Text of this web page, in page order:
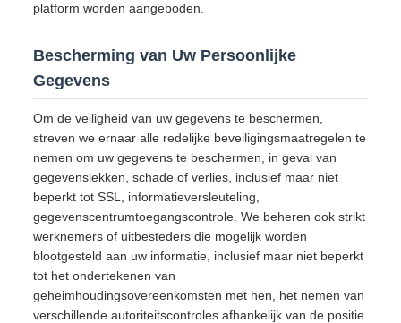
platform worden aangeboden.
Bescherming van Uw Persoonlijke
Gegevens
Om de veiligheid van uw gegevens te beschermen,
streven we ernaar alle redelijke beveiligingsmaatregelen te
nemen om uw gegevens te beschermen, in geval van
gegevenslekken, schade of verlies, inclusief maar niet
beperkt tot SSL, informatieversleuteling,
gegevenscentrumtoegangscontrole. We beheren ook strikt
werknemers of uitbesteders die mogelijk worden
blootgesteld aan uw informatie, inclusief maar niet beperkt
tot het ondertekenen van
geheimhoudingsovereenkomsten met hen, het nemen van
verschillende autoriteitscontroles afhankelijk van de positie